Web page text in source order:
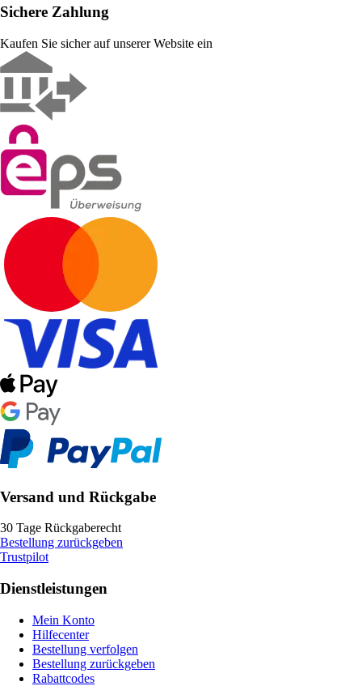
Sichere Zahlung
Kaufen Sie sicher auf unserer Website ein
Versand und Rückgabe
30 Tage Rückgaberecht
Bestellung zurückgeben
Trustpilot
Dienstleistungen
Mein Konto
Hilfecenter
Bestellung verfolgen
Bestellung zurückgeben
Rabattcodes